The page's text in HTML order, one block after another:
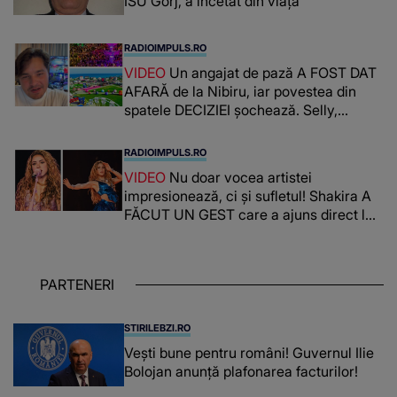
RADIOIMPULS.RO
VIDEO Un angajat de pază A FOST DAT
AFARĂ de la Nibiru, iar povestea din
spatele DECIZIEI șochează. Selly,
CREDEA CĂ VA VEDEA AȘA CEVA: "Fix
în fața unui..."
RADIOIMPULS.RO
VIDEO Nu doar vocea artistei
impresionează, ci și sufletul! Shakira A
FĂCUT UN GEST care a ajuns direct la
așteptând oportunitatea
PARTENERI
STIRILEBZI.RO
Vești bune pentru români! Guvernul Ilie
Bolojan anunță plafonarea facturilor!